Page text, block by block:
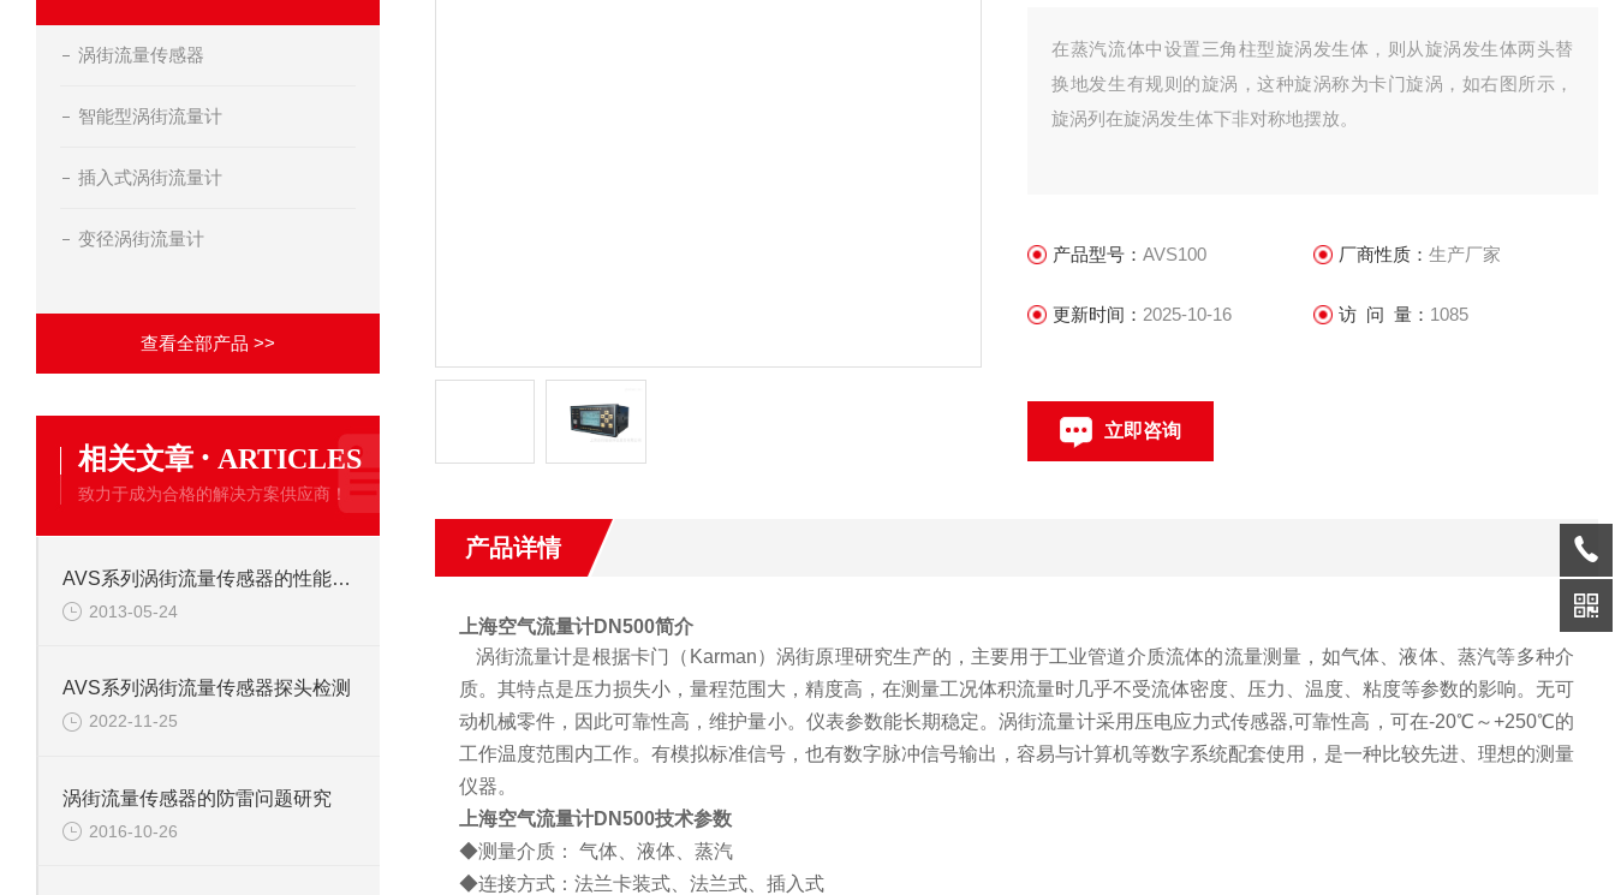
涡街流量传感器
智能型涡街流量计
插入式涡街流量计
变径涡街流量计
查看全部产品 >>
相关文章 · ARTICLES
致力于成为合格的解决方案供应商！
AVS系列涡街流量传感器的性能特点
2013-05-24
AVS系列涡街流量传感器探头检测
2022-11-25
涡街流量传感器的防雷问题研究
2016-10-26
在蒸汽流体中设置三角柱型旋涡发生体，则从旋涡发生体两头替
换地发生有规则的旋涡，这种旋涡称为卡门旋涡，如右图所示，
旋涡列在旋涡发生体下非对称地摆放。
产品型号：AVS100 厂商性质： 生产厂家
更新时间： 2025-10-16 访 问 量： 1085
立即咨询
产品详情
上海空气流量计DN500简介
涡街流量计是根据卡门（ Karman）涡街原理研究生产的，主要用于工业管道介质流体的流量测量，如气体、液体、蒸汽等多种介
质。其特点是压力损失小，量程范围大，精度高，在测量工况体积流量时几乎不受流体密度、压力、温度、粘度等参数的影响。无可
动机械零件，因此可靠性高，维护量小。仪表参数能长期稳定。涡街流量计采用压电应力式传感器,可靠性高，可在-20℃～+250℃的
工作温度范围内工作。有模拟标准信号，也有数字脉冲信号输出，容易与计算机等数字系统配套使用，是一种比较先进、理想的测量
仪器。
上海空气流量计DN500技术参数
◆测量介质： 气体、液体、蒸汽
◆连接方式：法兰卡装式、法兰式、插入式